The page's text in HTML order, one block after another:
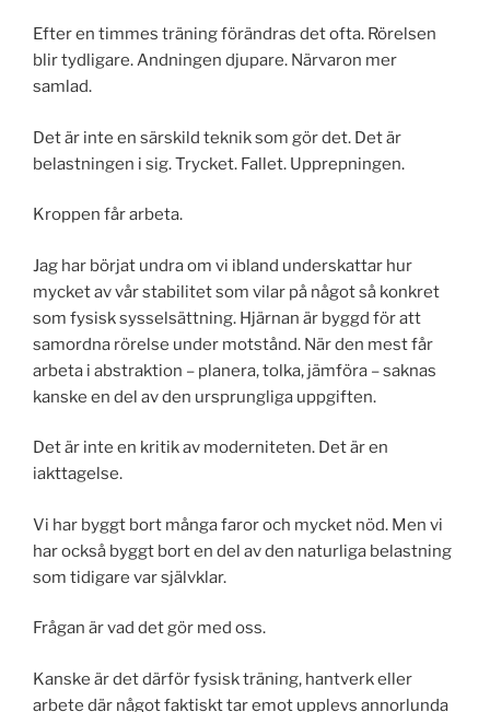
Efter en timmes träning förändras det ofta. Rörelsen
blir tydligare. Andningen djupare. Närvaron mer
samlad.
Det är inte en särskild teknik som gör det. Det är
belastningen i sig. Trycket. Fallet. Upprepningen.
Kroppen får arbeta.
Jag har börjat undra om vi ibland underskattar hur
mycket av vår stabilitet som vilar på något så konkret
som fysisk sysselsättning. Hjärnan är byggd för att
samordna rörelse under motstånd. När den mest får
arbeta i abstraktion – planera, tolka, jämföra – saknas
kanske en del av den ursprungliga uppgiften.
Det är inte en kritik av moderniteten. Det är en
iakttagelse.
Vi har byggt bort många faror och mycket nöd. Men vi
har också byggt bort en del av den naturliga belastning
som tidigare var självklar.
Frågan är vad det gör med oss.
Kanske är det därför fysisk träning, hantverk eller
arbete där något faktiskt tar emot upplevs annorlunda